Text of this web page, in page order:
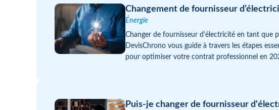
Changement de fournisseur
Énergie
Changer de fournisseur d'électricité en tant que
DevisChrono vous guide à travers les étapes
pour optimiser votre contrat professionnel en
Puis-je changer de fournisseur